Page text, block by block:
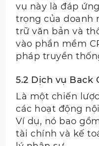
vụ này là đáp
trọng của doanh
trữ văn bản và
vào phần mềm
pháp truyền
5.2 Dịch vụ Back
Là một chiến
các hoạt động
Ví dụ, nó bao
tài chính và kế